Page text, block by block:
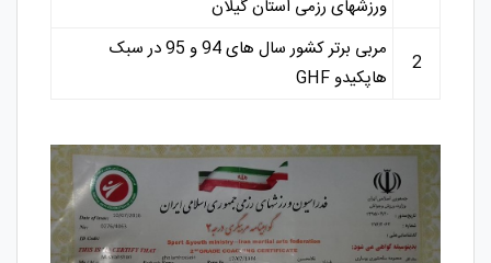
ورزشهای رزمی استان گیلان
2
مربی برتر کشور سال های 94 و 95 در سبک
هاپکیدو GHF